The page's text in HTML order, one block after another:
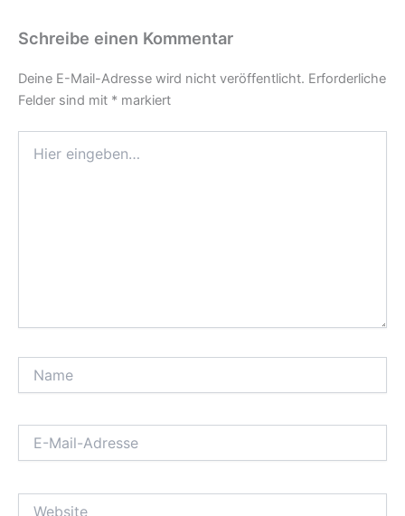
Schreibe einen Kommentar
Deine E-Mail-Adresse wird nicht veröffentlicht. Erforderliche
Felder sind mit * markiert
eingeben…
Mail-